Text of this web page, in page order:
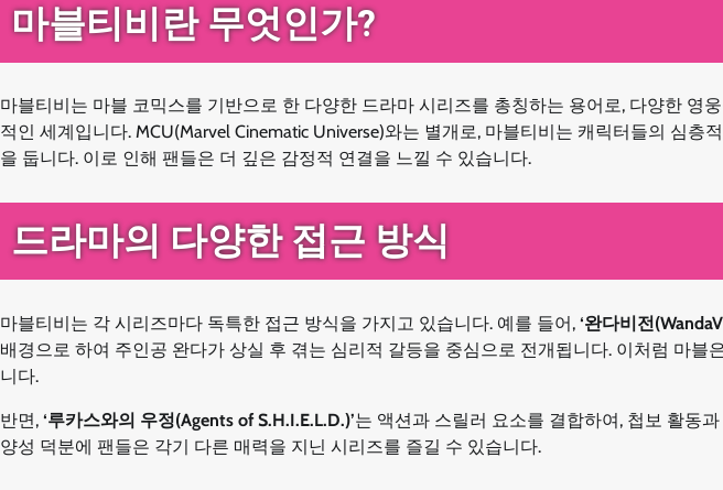
마블티비란 무엇인가?
마블티비는 마블 코믹스를 기반으로 한 다양한 드라마 시리즈를 총칭하는 용어로, 다양한 영
적인 세계입니다. MCU(Marvel Cinematic Universe)와는 별개로, 마블티비는 캐릭터들의 심층
을 둡니다. 이로 인해 팬들은 더 깊은 감정적 연결을 느낄 수 있습니다.
드라마의 다양한 접근 방식
마블티비는 각 시리즈마다 독특한 접근 방식을 가지고 있습니다. 예를 들어, ‘완다비전
배경으로 하여 주인공 완다가 상실 후 겪는 심리적 갈등을 중심으로 전개됩니다. 이처럼 마블
니다.
반면, ‘루카스와의 우정(Agents of S.H.I.E.L.D.)’는 액션과 스릴러 요소를 결합하여, 첩보 활동
양성 덕분에 팬들은 각기 다른 매력을 지닌 시리즈를 즐길 수 있습니다.